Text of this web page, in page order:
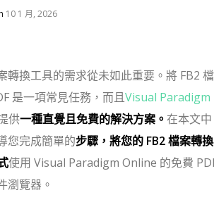
10 1 月, 2026
轉換工具的需求從未如此重要。將 FB2
是一項常見任務，而且Visual Paradigm
供一種直覺且免費的解決方案。 在本文
您完成簡單的步驟，將您的 FB2 檔案轉
使用 Visual Paradigm Online 的免費
瀏覽器。